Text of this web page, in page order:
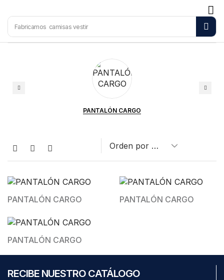
Fabricamos camisas vestir
PANTALÓN CARGO
PANTALÓN CARGO PANTALÓN CARGO
PANTALÓN CARGO
RECIBE NUESTRO CATÁLOGO